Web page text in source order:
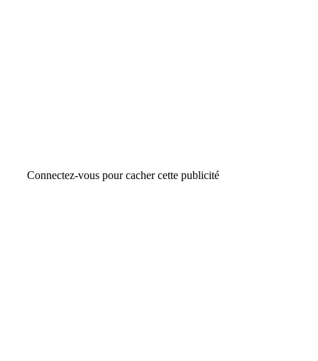
Connectez-vous pour cacher cette publicité